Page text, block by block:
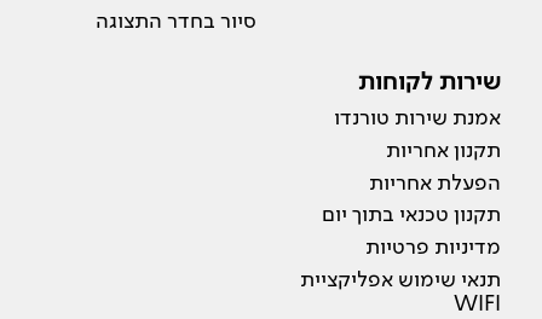
סיור בחדר התצוגה
שירות לקוחות
אמנת שירות טורנדו
תקנון אחריות
הפעלת אחריות
תקנון טכנאי בתוך יום
מדיניות פרטיות
תנאי שימוש אפליקציית
WIFI